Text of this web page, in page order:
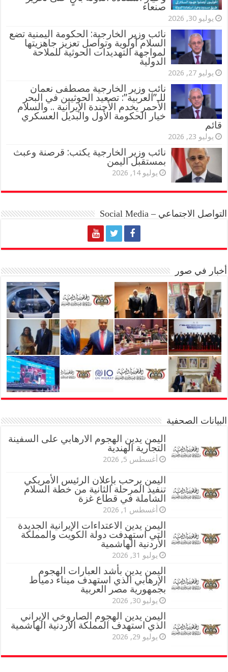
صنعاء
يوليو 30, 2026
نائب وزير الخارجية: الحكومة اليمنية تضع
السلام أولوية وتواصل تعزيز جاهزيتها
لمواجهة التهديدات الحوثية للملاحة
الدولية
يوليو 27, 2026
نائب وزير الخارجية مصطفى نعمان
للـ”العربية”: تصعيد الحوثيين في البحر
الأحمر يخدم الأجندة الإيرانية .. والسلام
خيار الحكومة الأول والبديل العسكري
قائم
يوليو 23, 2026
نائب وزير الخارجية يكتب: قرصنة وعبث
بمستقبل اليمن
يوليو 14, 2026
التواصل الاجتماعي – Social Media
أخبار في صور
البيانات الصحفية
اليمن يدين الهجوم الارهابي على السفينة
التجارية الهندية
أغسطس 5, 2026
اليمن يرحب بإعلان الرئيس الأمريكي
تنفيذ المرحلة الثانية من خطة السلام
الشاملة في قطاع غزة
أغسطس 1, 2026
اليمن يدين الاعتداءات الإيرانية الجديدة
التي استهدفت دولة الكويت والمملكة
الأردنية الهاشمية
يوليو 31, 2026
اليمن يدين بأشد العبارات الهجوم
الإرهابي الذي استهدف ميناء دمياط
بجمهورية مصر العربية
يوليو 30, 2026
اليمن يدين الهجوم الصاروخي الإيراني
الذي استهدف المملكة الأردنية الهاشمية
يوليو 29, 2026